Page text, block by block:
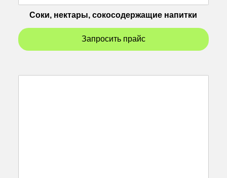
Соки, нектары, cокосодержащие напитки
Запросить прайс